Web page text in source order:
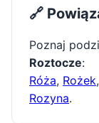
🔗
Poznaj
Roztocze:
Róża, Rożek,
Rozyna.